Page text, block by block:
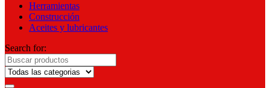
Herramientas
Construcción
Aceites y lubricantes
Search for: